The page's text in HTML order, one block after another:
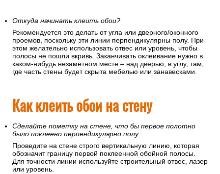
Откуда начинать клеить обои?
Рекомендуется это делать от угла или дверного/оконного
проемов, поскольку эти линии перпендикулярны полу. При
этом желательно использовать отвес или уровень, чтобы
полосы не пошли вкривь. Заканчивать оклеивание нужно в
каком-нибудь незаметном месте – над дверью, в углу, там,
где часть стены будет скрыта мебелью или занавесками.
Как клеить обои на стену
Сделайте пометку на стене, что бы первое полотно
было поклеено перпендикулярно полу.
Проведите на стене строго вертикальную линию, которая
обозначит границу первой поклеенной обойной полосы.
Для точности линии используйте строительный отвес, лазер
или уровень.